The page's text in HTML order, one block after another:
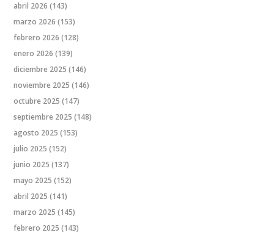
abril 2026 (143)
marzo 2026 (153)
febrero 2026 (128)
enero 2026 (139)
diciembre 2025 (146)
noviembre 2025 (146)
octubre 2025 (147)
septiembre 2025 (148)
agosto 2025 (153)
julio 2025 (152)
junio 2025 (137)
mayo 2025 (152)
abril 2025 (141)
marzo 2025 (145)
febrero 2025 (143)